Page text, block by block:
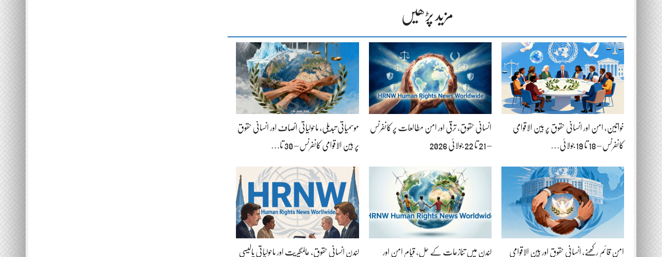
مزید پڑھیں
خواتین، امن اور انسانی حقوق پر بین الاقوامی
کانفرنس – 18 تا 19 جولائی…
انسانی حقوق، ترقی اور امن مطالعات پر کانفرنس
– 21 تا 22 جولائی 2026
موسمیاتی تبدیلی، ماحولیاتی انصاف اور انسانی حقوق
پر بین الاقوامی کانفرنس – 30 تا…
امن قائم رکھنے، انسانی حقوق اور بین الاقوامی لندن میں تنازعات کے حل، قیامِ امن اور لندن انسانی حقوق، عالمگیریت اور ماحولیاتی پالیسی